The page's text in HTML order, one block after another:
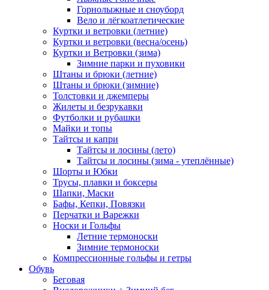
Горнолыжные и сноуборд
Вело и лёгкоатлетические
Куртки и ветровки (летние)
Куртки и ветровки (весна/осень)
Куртки и Ветровки (зима)
Зимние парки и пуховики
Штаны и брюки (летние)
Штаны и брюки (зимние)
Толстовки и джемперы
Жилеты и безрукавки
Футболки и рубашки
Майки и топы
Тайтсы и капри
Тайтсы и лосины (лето)
Тайтсы и лосины (зима - утеплённые)
Шорты и Юбки
Трусы, плавки и боксеры
Шапки, Маски
Бафы, Кепки, Повязки
Перчатки и Варежки
Носки и Гольфы
Летние термоноски
Зимние термоноски
Компрессионные гольфы и гетры
Обувь
Беговая